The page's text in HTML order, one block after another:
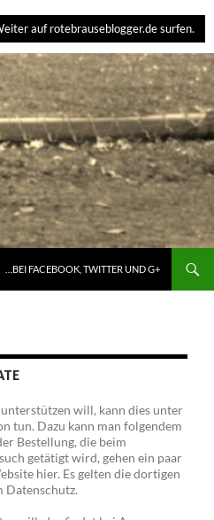
…BEI FACEBOOK, TWITTER UND G+
will, kann dies unter
tun. Dazu kann man folgendem
Bestellung, die beim
getätigt wird, gehen ein paar
hier. Es gelten die dortigen
Datenschutz.
auf rotebrauseblogger.de surfen.